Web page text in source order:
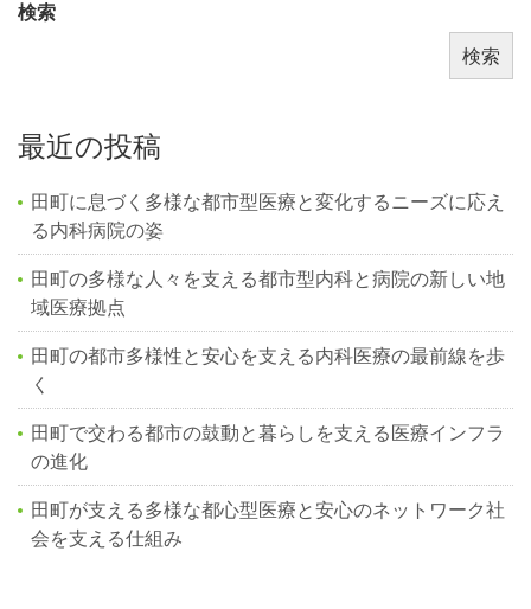
検索
検索
最近の投稿
田町に息づく多様な都市型医療と変化するニーズに応え
る内科病院の姿
田町の多様な人々を支える都市型内科と病院の新しい地
域医療拠点
田町の都市多様性と安心を支える内科医療の最前線を歩
く
田町で交わる都市の鼓動と暮らしを支える医療インフラ
の進化
田町が支える多様な都心型医療と安心のネットワーク社
会を支える仕組み